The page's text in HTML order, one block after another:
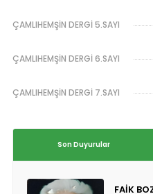
ÇAMLIHEMŞİN DERGİ 5.SAYI
ÇAMLIHEMŞİN DERGİ 6.SAYI
ÇAMLIHEMŞİN DERGİ 7.SAYI
Son Duyurular
FAİK